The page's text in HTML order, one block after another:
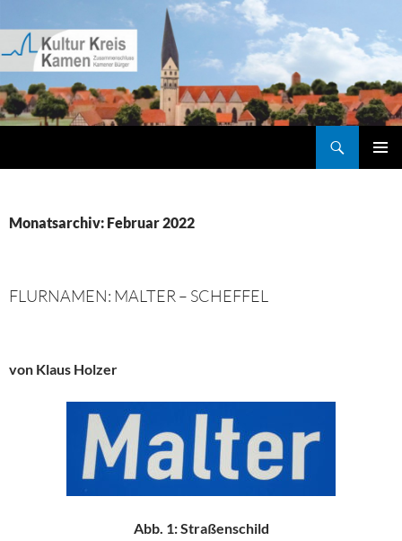
Inhalt
springen
Monatsarchiv: Februar 2022
FLURNAMEN: MALTER – SCHEFFEL
von Klaus Holzer
Abb. 1: Straßenschild